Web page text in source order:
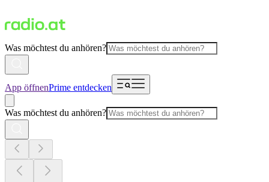
Was möchtest du anhören?
App öffnenPrime entdecken
Was möchtest du anhören?